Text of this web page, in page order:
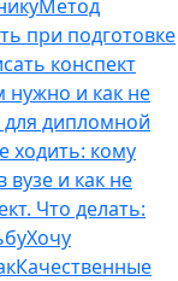
Метод
при подготовке
конспект
нужно и как не
дипломной
ходить: кому
и как не
Что делать:
Хочу
Качественные